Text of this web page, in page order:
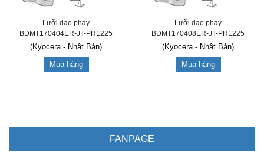
Lưỡi dao phay
BDMT170404ER-JT-PR1225
(Kyocera - Nhật Bản)
Mua hàng
Lưỡi dao phay
BDMT170408ER-JT-PR1225
(Kyocera - Nhật Bản)
Mua hàng
FANPAGE